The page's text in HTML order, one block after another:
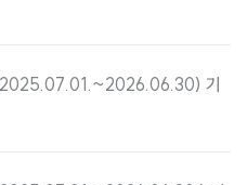
기